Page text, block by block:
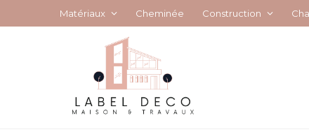
Matériaux Cheminée Construction